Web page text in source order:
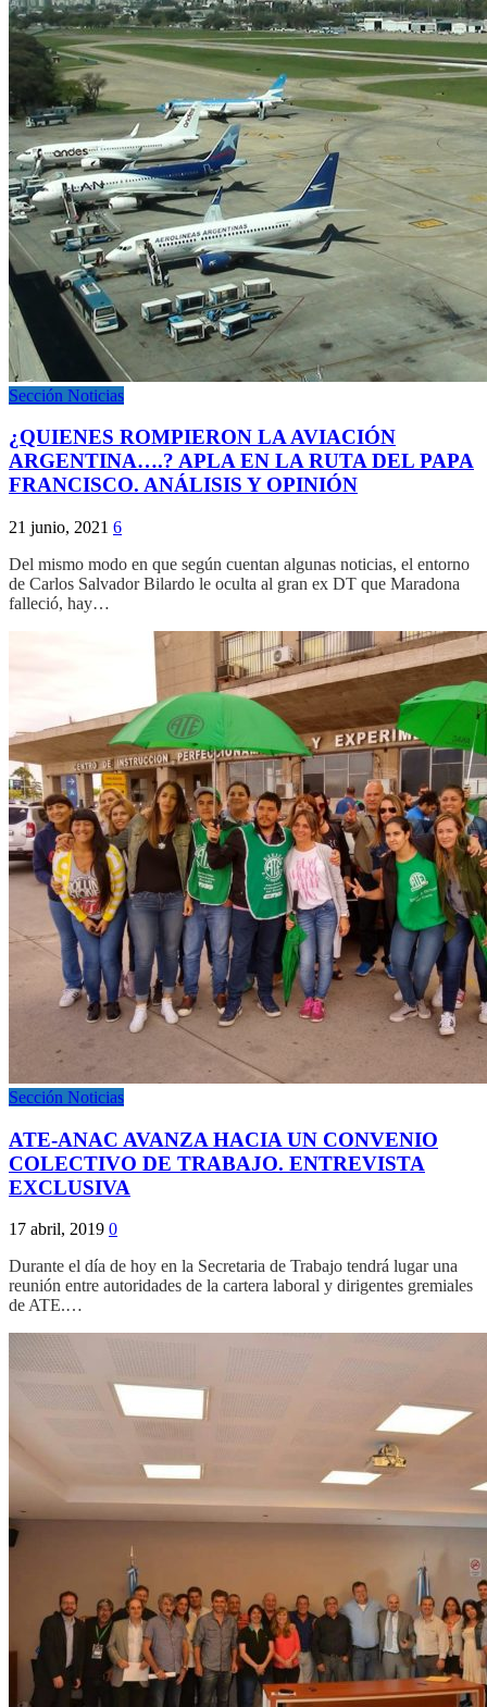
Sección Noticias
¿QUIENES ROMPIERON LA AVIACIÓN
ARGENTINA….? APLA EN LA RUTA DEL PAPA
FRANCISCO. ANÁLISIS Y OPINIÓN
21 junio, 2021 6
Del mismo modo en que según cuentan algunas noticias, el entorno
de Carlos Salvador Bilardo le oculta al gran ex DT que Maradona
falleció, hay…
Sección Noticias
ATE-ANAC AVANZA HACIA UN CONVENIO
COLECTIVO DE TRABAJO. ENTREVISTA
EXCLUSIVA
17 abril, 2019 0
Durante el día de hoy en la Secretaria de Trabajo tendrá lugar una
reunión entre autoridades de la cartera laboral y dirigentes gremiales
de ATE.…